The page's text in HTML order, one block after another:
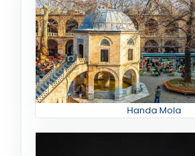
Handa Mola